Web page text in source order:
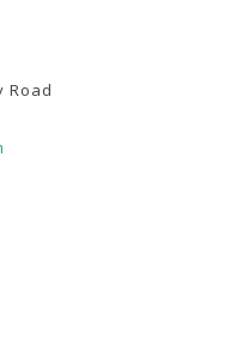
Road